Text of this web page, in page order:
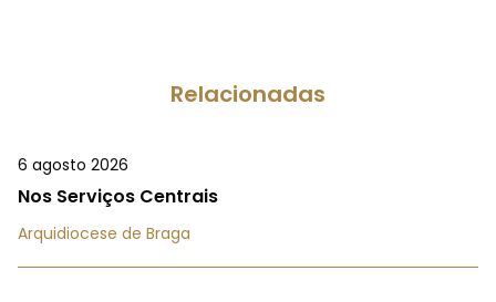
Relacionadas
6 agosto 2026
Nos Serviços Centrais
Arquidiocese de Braga